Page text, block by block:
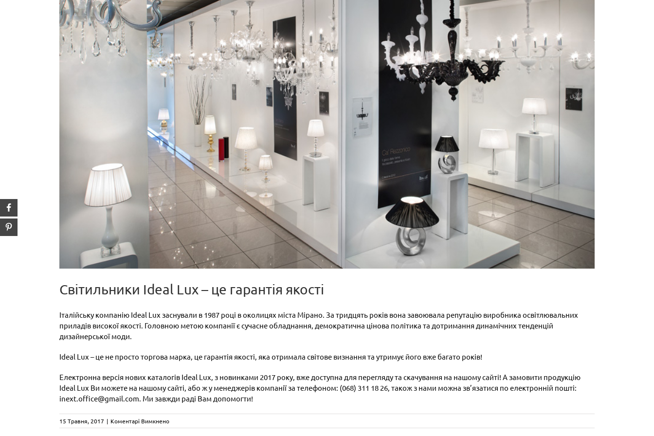
Світильники Ideal Lux – це гарантія якості
Італійську компанію Ideal Lux заснували в 1987 році в околицях міста Мірано. За тридцять років вона завоювала репутацію виробника освітлювальних
приладів високої якості. Головною метою компанії є сучасне обладнання, демократична цінова політика та дотримання динамічних тенденцій
дизайнерської моди.
Ideal Lux – це не просто торгова марка, це гарантія якості, яка отримала світове визнання та утримує його вже багато років!
Електронна версія нових каталогів Ideal Lux, з новинками 2017 року, вже доступна для перегляду та скачування на нашому сайті! А замовити продукцію
Ideal Lux Ви можете на нашому сайті, або ж у менеджерів компанії за телефоном: (068) 311 18 26, також з нами можна зв’язатися по електронній пошті:
inext.office@gmail.com. Ми завжди раді Вам допомогти!
15 Травня, 2017 | Коментарі Вимкненодо
Світильники